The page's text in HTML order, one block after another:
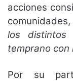
acciones
comunidades,
los distintos
temprano con
Por su